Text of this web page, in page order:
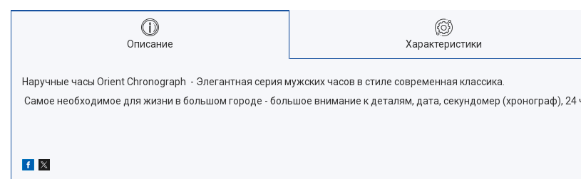
Описание Характеристики
Наручные часы Orient Chronograph - Элегантная серия мужских часов в стиле современная классика.
Самое необходимое для жизни в большом городе - большое внимание к деталям, дата, секундомер (хронограф), 24